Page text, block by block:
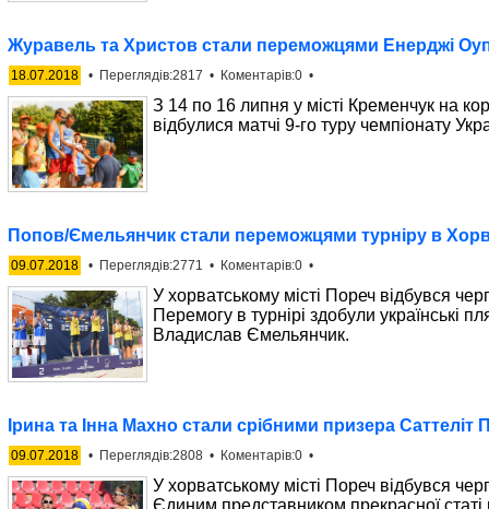
Журавель та Христов стали переможцями Енерджі
18.07.2018 • Переглядів:2817 • Коментарів:0 •
З 14 по 16 липня у місті Кременчук на
відбулися матчі 9-го туру чемпіонату
Попов/Ємельянчик стали переможцями турніру в
09.07.2018 • Переглядів:2771 • Коментарів:0 •
У хорватському місті Пореч відбувся
Перемогу в турнірі здобули українські
Владислав Ємельянчик.
Ірина та Інна Махно стали срібними призера Саттеліт
09.07.2018 • Переглядів:2808 • Коментарів:0 •
У хорватському місті Пореч відбувся
Єдиним представником прекрасної статі